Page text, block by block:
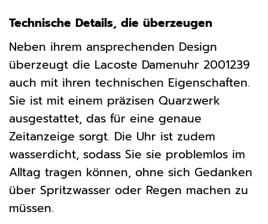
Technische Details, die überzeugen
Neben ihrem ansprechenden Design
überzeugt die Lacoste Damenuhr 2001239
auch mit ihren technischen Eigenschaften.
Sie ist mit einem präzisen Quarzwerk
ausgestattet, das für eine genaue
Zeitanzeige sorgt. Die Uhr ist zudem
wasserdicht, sodass Sie sie problemlos im
Alltag tragen können, ohne sich Gedanken
über Spritzwasser oder Regen machen zu
müssen.